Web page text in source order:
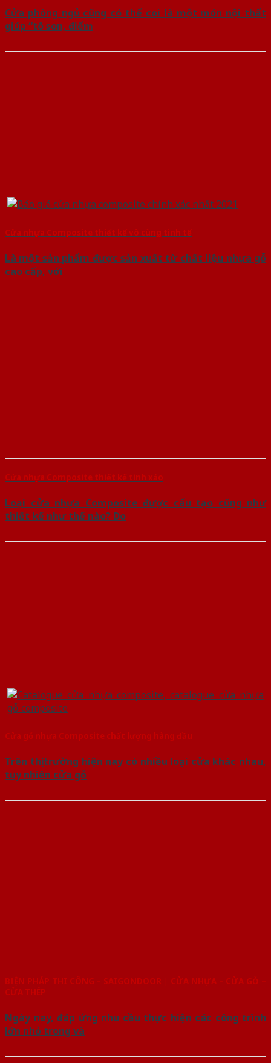
Cửa phòng ngủ cũng có thể coi là một món nội thất
giúp “tô son, điểm
Cửa nhựa Composite thiết kế vô cùng tinh tế
Là một sản phẩm được sản xuất từ chất liệu nhựa gỗ
cao cấp, với
Cửa nhựa Composite thiết kế tinh xảo
Loại cửa nhựa Composite được cấu tạo cũng như
thiết kế như thế nào? Do
Cửa gỗ nhựa Composite chất lượng hàng đầu
Trên thị trường hiện nay có nhiều loại cửa khác nhau,
tuy nhiên cửa gỗ
BIỆN PHÁP THI CÔNG – SAIGONDOOR | CỬA NHỰA – CỬA GỖ –
CỬA THÉP
Ngày nay, đáp ứng nhu cầu thực hiện các công trình
lớn nhỏ trong và